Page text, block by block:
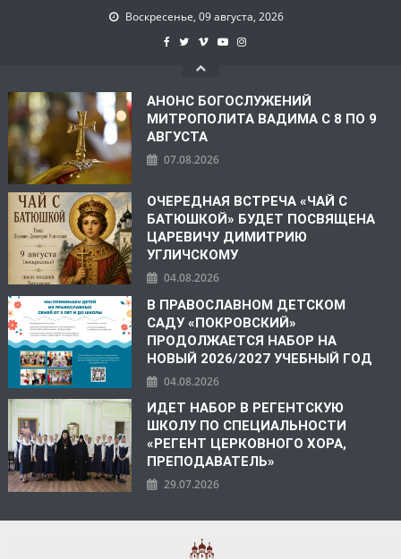
Воскресенье, 09 августа, 2026
АНОНС БОГОСЛУЖЕНИЙ
МИТРОПОЛИТА ВАДИМА С 8 ПО 9
АВГУСТА
07.08.2026
ОЧЕРЕДНАЯ ВСТРЕЧА «ЧАЙ С
БАТЮШКОЙ» БУДЕТ ПОСВЯЩЕНА
ЦАРЕВИЧУ ДИМИТРИЮ
УГЛИЧСКОМУ
04.08.2026
В ПРАВОСЛАВНОМ ДЕТСКОМ
САДУ «ПОКРОВСКИЙ»
ПРОДОЛЖАЕТСЯ НАБОР НА
НОВЫЙ 2026/2027 УЧЕБНЫЙ ГОД
04.08.2026
ИДЕТ НАБОР В РЕГЕНТСКУЮ
ШКОЛУ ПО СПЕЦИАЛЬНОСТИ
«РЕГЕНТ ЦЕРКОВНОГО ХОРА,
ПРЕПОДАВАТЕЛЬ»
29.07.2026